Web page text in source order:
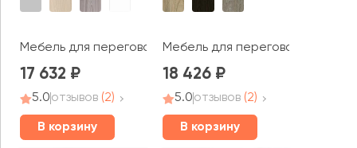
Мебель для переговорных Мобайл Систем / Mobile
17 632
5.0отзывов (2)
В корзину
Мебель для переговорных Rio
18 426
5.0отзывов (2)
В корзину